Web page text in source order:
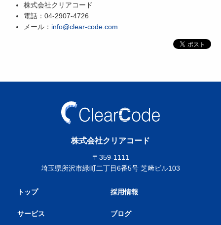
株式会社クリアコード
電話：04-2907-4726
メール： info@clear-code.com
株式会社クリアコード
〒359-1111
埼玉県所沢市緑町二丁目6番5号 芝﨑ビル103
トップ
サービス
採用情報
ブログ